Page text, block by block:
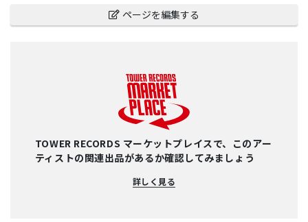
ページを編集する
TOWER RECORDS マーケットプレイスで、このアー
ティストの関連出品があるか確認してみましょう
詳しく見る